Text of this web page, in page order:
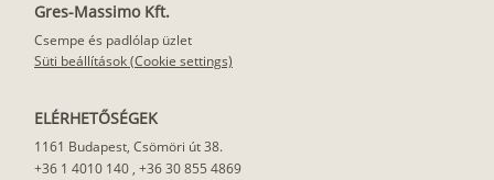
Gres-Massimo Kft.
Csempe és padlólap üzlet
Süti beállítások (Cookie settings)
ELÉRHETŐSÉGEK
1161 Budapest, Csömöri út 38.
+36 1 4010 140 , +36 30 855 4869